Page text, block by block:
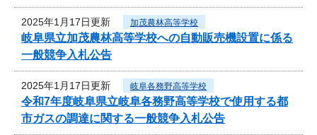
2025年1月17日更新 加茂農林高等学校
岐阜県立加茂農林高等学校への自動販売機設置に係る
一般競争入札公告
2025年1月17日更新 岐阜各務野高等学校
令和7年度岐阜県立岐阜各務野高等学校で使用する都
市ガスの調達に関する一般競争入札公告